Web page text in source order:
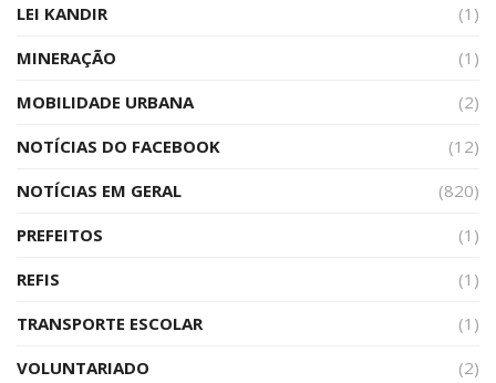
LEI KANDIR
(1)
MINERAÇÃO
(1)
MOBILIDADE URBANA
(2)
NOTÍCIAS DO FACEBOOK
(12)
NOTÍCIAS EM GERAL
(820)
PREFEITOS
(1)
REFIS
(1)
TRANSPORTE ESCOLAR
(1)
VOLUNTARIADO
(2)